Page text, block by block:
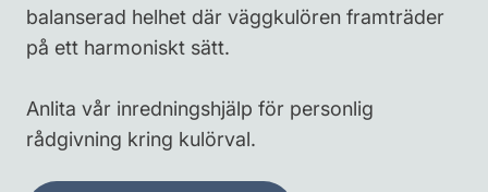
balanserad helhet där väggkulören framträder
på ett harmoniskt sätt.
Anlita vår inredningshjälp för personlig
rådgivning kring kulörval.